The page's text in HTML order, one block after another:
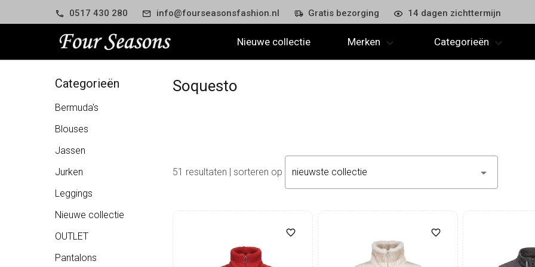
0517 430 280 info@fourseasonsfashion.nl Gratis bezorging 14 dagen zichttermijn
Nieuwe collectie Merken Categorieën
Categorieën
Bermuda's
Blouses
Jassen
Jurken
Leggings
Nieuwe collectie
OUTLET
Pantalons
Soquesto
51 resultaten | sorteren op nieuwste collectie